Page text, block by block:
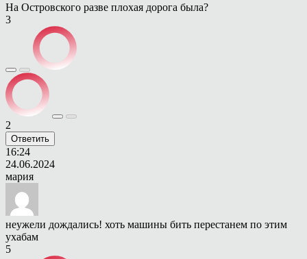
На Островского разве плохая дорога была?
3
2
Ответить
16:24
24.06.2024
мария
неужели дождались! хоть машины бить перестанем по этим
ухабам
5